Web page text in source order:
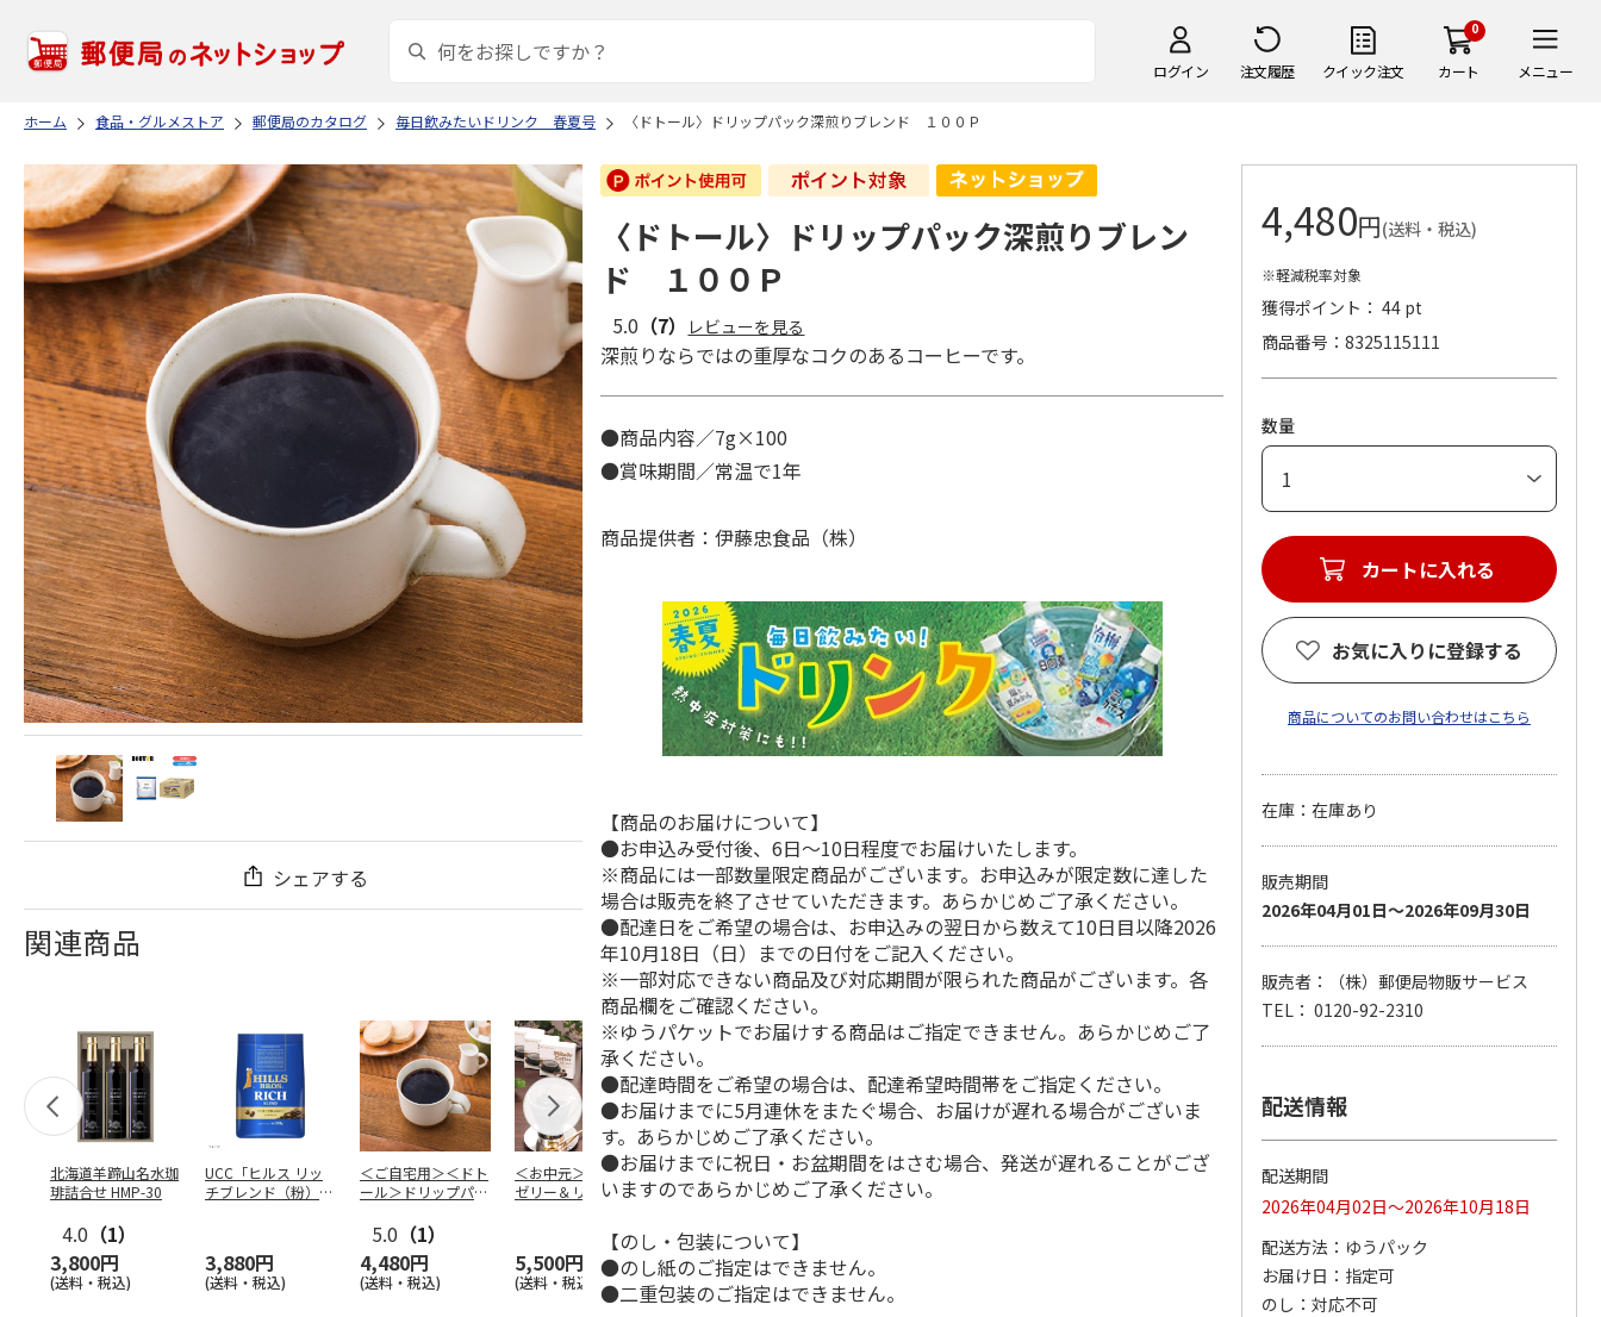
ログイン 注文履歴 クイック注文
0
カート メニュー
ホーム 食品・グルメストア 郵便局のカタログ 毎日飲みたいドリンク 春夏号 〈ドトール〉ドリップパック深煎りブレンド １００Ｐ
シェアする
関連商品
北海道羊蹄山名水珈
琲詰合せ HMP-30
4.0 （1）
3,800円
(送料・税込)
UCC「ヒルス リッ
チブレンド（粉）」
3,880円
(送料・税込)
＜ご自宅用＞＜ドト
ール＞ドリップパッ
１０…
5.0 （1）
4,480円
(送料・税込)
＜お中元＞コーヒー
ゼリー＆リキッドコ
5,500円
(送料・税込)
＜お中元＞無糖アイ
スコーヒー４本
3,780円
(送料・税込)
＜お中元＞無糖アイ
スコーヒー１２本
6,980円
(送料・税込)
mikiya coffee
＜お中元＞アイスコ
スターバックス オ
ヒーギフトＡ【弔事
4.0
（1）
1,580円
(送料・税込)
赤…
〈ドトール〉ドリップパック深煎りブレン
ド １００Ｐ
5.0 （7） レビューを見る
深煎りならではの重厚なコクのあるコーヒーです。
●商品内容／7g×100
●賞味期間／常温で1年
商品提供者：伊藤忠食品（株）
【商品のお届けについて】
●お申込み受付後、6日～10日程度でお届けいたします。
※商品には一部数量限定商品がございます。お申込みが限定数に達した
場合は販売を終了させていただきます。あらかじめご了承ください。
●配達日をご希望の場合は、お申込みの翌日から数えて10日目以降2026
年10月18日（日）までの日付をご記入ください。
※一部対応できない商品及び対応期間が限られた商品がございます。各
商品欄をご確認ください。
※ゆうパケットでお届けする商品はご指定できません。あらかじめご了
承ください。
●配達時間をご希望の場合は、配達希望時間帯をご指定ください。
●お届けまでに5月連休をまたぐ場合、お届けが遅れる場合がございま
す。あらかじめご了承ください。
●お届けまでに祝日・お盆期間をはさむ場合、発送が遅れることがござ
いますのであらかじめご了承ください。
【のし・包装について】
●のし紙のご指定はできません。
●二重包装のご指定はできません。
4,480円(送料・税込)
※軽減税率対象
獲得ポイント： 44 pt
商品番号
8325115111
数量
カートに入れる
お気に入りに登録する
商品についてのお問い合わせはこちら
在庫：在庫あり
販売期間
2026年04月01日～2026年09月30日
販売者：（株）郵便局物販サービス
TEL： 0120-92-2310
配送情報
配送期間
2026年04月02日～2026年10月18日
配送方法
ゆうパック
お届け日
指定可
のし
対応不可